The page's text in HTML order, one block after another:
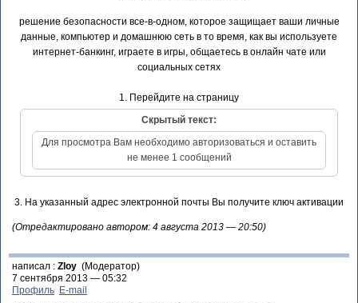
решение безопасности все-в-одном, которое защищает ваши личные
данные, компьютер и домашнюю сеть в то время, как вы используете
интернет-банкинг, играете в игры, общаетесь в онлайн чате или
социальных сетях
1. Перейдите на страницу
Скрытый текст:
Для просмотра Вам необходимо авторизоваться и оставить
не менее 1 сообщений
3. На указанный адрес электронной почты Вы получите ключ активации
(Отредактировано автором: 4 августа 2013 — 20:50)
написал : Zloy (Модератор)
7 сентября 2013 — 05:32
Профиль E-mail